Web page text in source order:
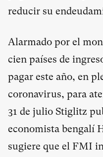
reducir su
Alarmado por el
cien países de
pagar este año, en
coronavirus, para
31 de julio Stiglitz
economista bengalí
sugiere que el FMI